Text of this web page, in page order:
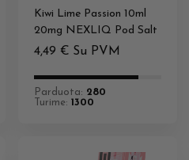
Kiwi Lime Passion 10ml
20mg NEXLIQ Pod Salt
4,49 € Su PVM
Parduota: 280
Turime: 1300